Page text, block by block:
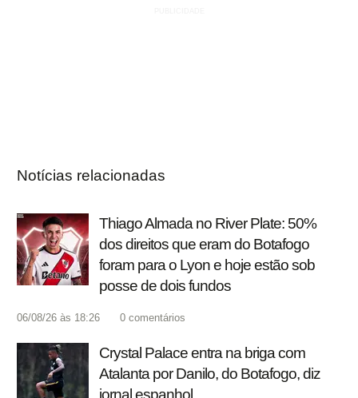
Notícias relacionadas
Thiago Almada no River Plate: 50%
dos direitos que eram do Botafogo
foram para o Lyon e hoje estão sob
posse de dois fundos
06/08/26 às 18:26 0 comentários
Crystal Palace entra na briga com
Atalanta por Danilo, do Botafogo, diz